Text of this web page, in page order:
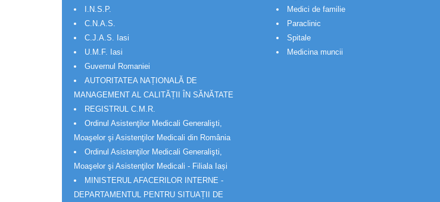
I.N.S.P.
C.N.A.S.
C.J.A.S. Iasi
U.M.F. Iasi
Guvernul Romaniei
AUTORITATEA NAȚIONALĂ DE
MANAGEMENT AL CALITĂȚII ÎN SĂNĂTATE
REGISTRUL C.M.R.
Ordinul Asistenţilor Medicali Generalişti,
Moaşelor şi Asistenţilor Medicali din România
Ordinul Asistenţilor Medicali Generalişti,
Moaşelor şi Asistenţilor Medicali - Filiala Iași
MINISTERUL AFACERILOR INTERNE -
DEPARTAMENTUL PENTRU SITUAȚII DE
Medici de familie
Paraclinic
Spitale
Medicina muncii